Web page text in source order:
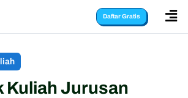
Daftar Gratis 
Kuliah Jurusan